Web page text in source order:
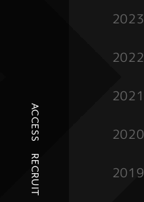
ACCESS
RECRUIT
2023
2022
2021
2020
2019